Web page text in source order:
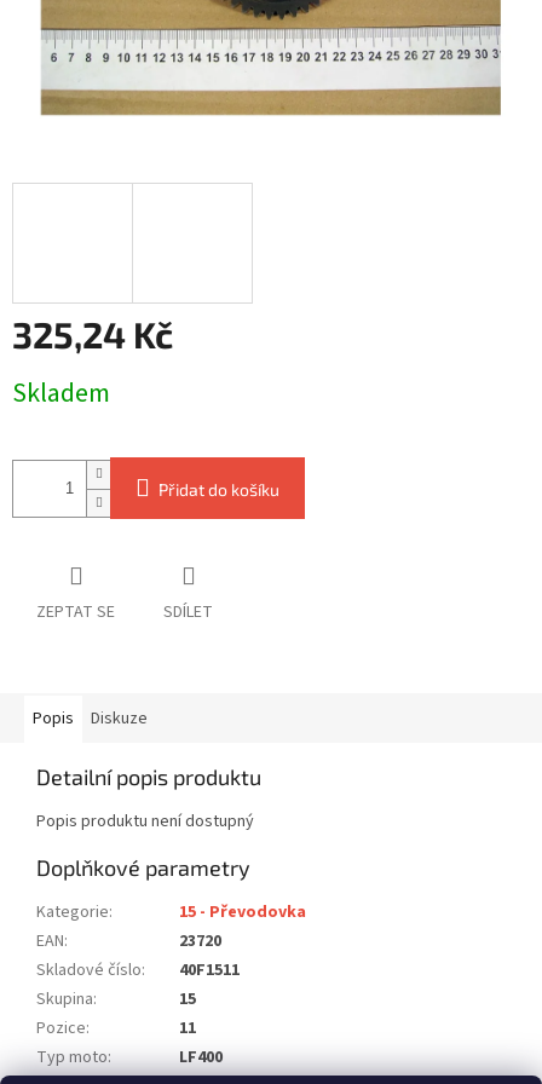
325,24 Kč
cena:
Skladem
Přidat do košíku
ZEPTAT SE SDÍLET
Popis Diskuze
Detailní popis produktu
Popis produktu není dostupný
Doplňkové parametry
Kategorie:
15 - Převodovka
EAN:
23720
Skladové číslo:
40F1511
Skupina:
15
Pozice:
11
Typ moto:
LF400